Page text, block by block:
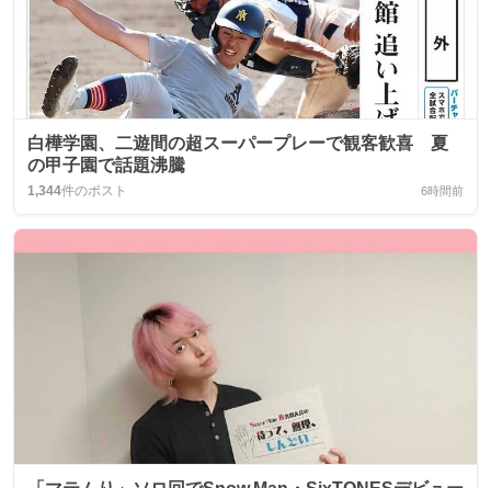
白樺学園、二遊間の超スーパープレーで観客歓喜 夏
の甲子園で話題沸騰
1,344件のポスト 6時間前